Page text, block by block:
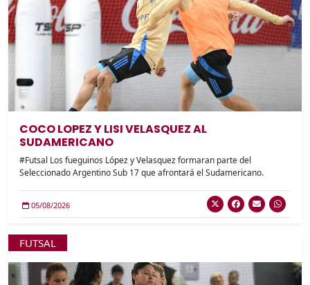
COCO LOPEZ Y LISI VELASQUEZ AL
SUDAMERICANO
#Futsal Los fueguinos López y Velasquez formaran parte del
Seleccionado Argentino Sub 17 que afrontará el Sudamericano.
05/08/2026
FUTSAL